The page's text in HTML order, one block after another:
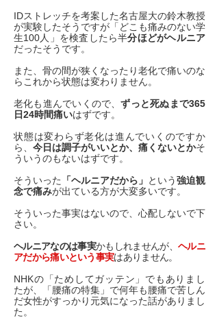
IDストレッチを考案した名古屋大の鈴木教授
が実験したそうですが「どこも痛みのない学
生100人」を検査したら半分ほどがヘルニア
だったそうです。
また、骨の間が狭くなったり老化で痛いのな
らこれから状態は変わりません。
老化も進んでいくので、ずっと死ぬまで365
日24時間痛いはずです。
状態は変わらず老化は進んでいくのですか
ら、 今日は調子がいいとか、痛くないとかそ
ういうのもないはずです。
そういった
「ヘルニアだから」 という強迫観
念で痛みが出ている方が大変多いです。
そういった事実はないので、心配しないで下
さい。
ヘルニアなのは事実かもしれませんが、ヘルニ
アだから痛いという事実はありません。
NHKの「ためしてガッテン」でもありまし
たが、「腰痛の特集」で何年も腰痛で苦しん
だ女性がすっかり元気になった話がありまし
た。